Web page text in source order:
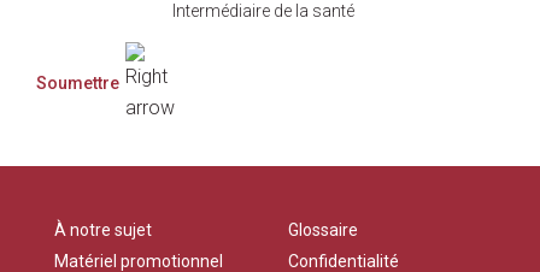
Intermédiaire de la santé
À notre sujet
Matériel promotionnel
Glossaire
Confidentialité